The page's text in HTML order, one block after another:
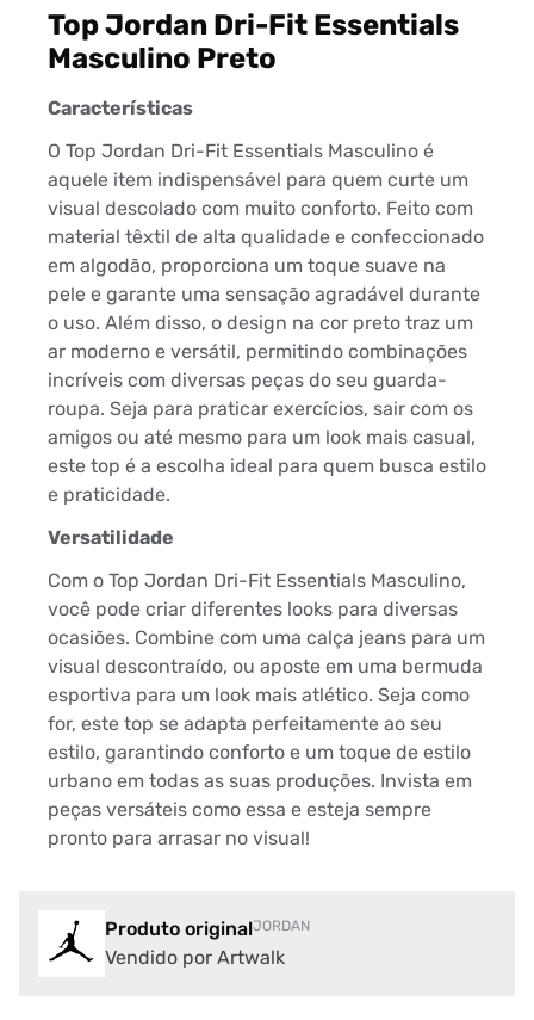
Top Jordan Dri-Fit Essentials
Masculino Preto
Características
O Top Jordan Dri-Fit Essentials Masculino é
aquele item indispensável para quem curte um
visual descolado com muito conforto. Feito com
material têxtil de alta qualidade e confeccionado
em algodão, proporciona um toque suave na
pele e garante uma sensação agradável durante
o uso. Além disso, o design na cor preto traz um
ar moderno e versátil, permitindo combinações
incríveis com diversas peças do seu guarda-
roupa. Seja para praticar exercícios, sair com os
amigos ou até mesmo para um look mais casual,
este top é a escolha ideal para quem busca estilo
e praticidade.
Versatilidade
Com o Top Jordan Dri-Fit Essentials Masculino,
você pode criar diferentes looks para diversas
ocasiões. Combine com uma calça jeans para um
visual descontraído, ou aposte em uma bermuda
esportiva para um look mais atlético. Seja como
for, este top se adapta perfeitamente ao seu
estilo, garantindo conforto e um toque de estilo
urbano em todas as suas produções. Invista em
peças versáteis como essa e esteja sempre
pronto para arrasar no visual!
Produto originalJORDAN
Vendido por Artwalk